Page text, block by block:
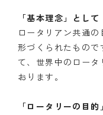
「基本理念」として
ロータリアン共通
形づくられたもので
て、世界中のロー
おります。
「ロータリーの目